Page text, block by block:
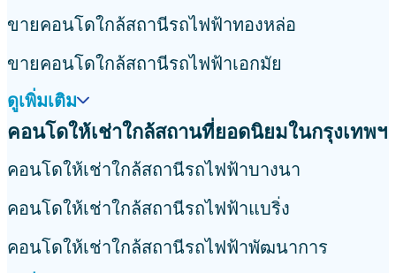
ขายคอนโดใกล้สถานีรถไฟฟ้าทองหล่อ
ขายคอนโดใกล้สถานีรถไฟฟ้าเอกมัย
ดูเพิ่มเติม
คอนโดให้เช่าใกล้สถานที่ยอดนิยมในกรุงเทพฯ
คอนโดให้เช่าใกล้สถานีรถไฟฟ้าบางนา
คอนโดให้เช่าใกล้สถานีรถไฟฟ้าแบริ่ง
คอนโดให้เช่าใกล้สถานีรถไฟฟ้าพัฒนาการ